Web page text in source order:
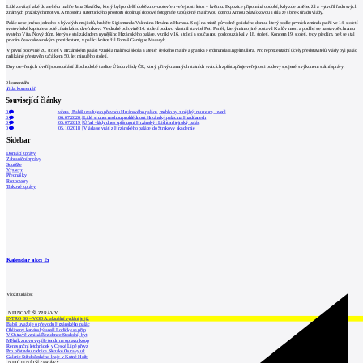
Lidé zavítají také do ateliéru malíře Jana Slavíčka, který byl po delší době znovu otevřen veřejnosti letos v květnu. Expozice připomíná období, kdy zde umělec žil a vytvořil řadu svých
známých pražských motivů. Atmosféru autentického prostoru doplňují dobové fotografie zapůjčené malířovou dcerou Annou Slavíčkovou i díla ze sbírek úřadu vlády.
Palác nese jméno jednoho z bývalých majitelů, hraběte Sigismunda Valentina Hrzána z Harrasu. Stojí na místě původně gotického domu, který podle prvních zmínek patřil ve 14. století
svatovítské kapitule a poté císařskému dveřníkovi. Ve druhé polovině 14. století budovu vlastnil stavitel Petr Parléř, který mimo jiné postavil Karlův most a podílel se na stavbě chrámu
svatého Víta. Nový dům, který se stal základem nynějšího Hrzánského paláce, vznikl v 16. století a současnou podobu získal v 18. století. Koncem 19. století, tedy předtím, než se stal
prvním československým prezidentem, v paláci krátce žil Tomáš Garrigue Masaryk.
V první polovině 20. století v Hrzánském paláci vznikla malířská škola a ateliér českého malíře a grafika Ferdinanda Engelmüllera. Pro reprezentační účely představitelů vlády byl palác
radikálně přestavěn začátkem 50. let minulého století.
Dny otevřených dveří jsou součástí dlouhodobé tradice Úřadu vlády ČR, který při významných státních svátcích zpřístupňuje veřejnosti budovy spojené s výkonem státní správy.
0komentářů
přidat komentář
Související články
0 včera|Babiš uvažuje o převodu Hrzánského paláce, mohlo by z něj být muzeum, uvedl
0 06.07.2020 |Lidé si dnes mohou prohlédnout Hrzánský palác na Hradčanech
0 05.07.2019 |Úřad vlády dnes zpřístupní Hrzánský i Lichtenštejnský palác
0 05.10.2018 |Vláda se vrátí z Hrzánského paláce do Strakovy akademie
Sidebar
Domácí zprávy
Zahraniční zprávy
Soutěže
Výstavy
Přednášky
Rozhovory
Tiskové zprávy
Kalendář akcí 15
Vložit událost
NEJNOVĚJŠÍ ZPRÁVY
INTRO 30 – VODA: aktuální vydání je již
Babiš uvažuje o převodu Hrzánského palác
Oblíbený karvinský areál Lodičky se přip
V Ostravě vzniká Rezidence Stodolní, byt
Mělník znovu vypíše tendr na opravu koup
Renesanční letohrádek v České Lípě převz
Pro přístavbu radnice Slezské Ostravy už
Galerie Středočeského kraje v Kutné Hoře